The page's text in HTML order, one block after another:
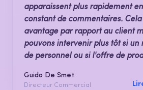
apparaissent plus rapidement
constant de commentaires.
avantage par rapport au client
pouvons intervenir plus tôt si un
de personnel ou si l'offre de
Guido De Smet
Directeur Commercial